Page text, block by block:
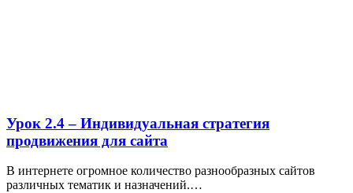
Урок 2.4 – Индивидуальная стратегия
продвижения для сайта
В интернете огромное количество разнообразных сайтов
различных тематик и назначений.…